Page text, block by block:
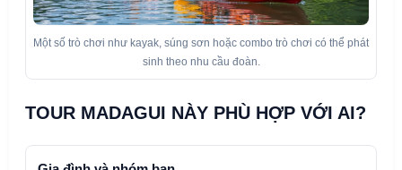
Một số trò chơi như kayak, súng sơn hoặc combo trò chơi có thể phát
sinh theo nhu cầu đoàn.
TOUR MADAGUI NÀY PHÙ HỢP VỚI AI?